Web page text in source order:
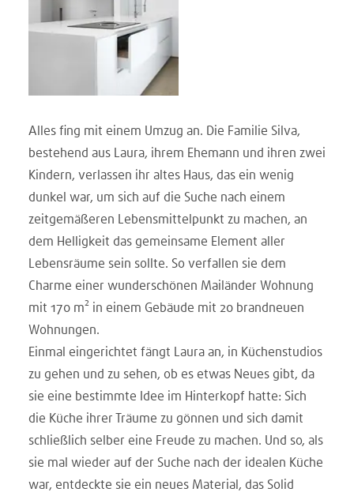
Alles fing mit einem Umzug an. Die Familie Silva,
bestehend aus Laura, ihrem Ehemann und ihren zwei
Kindern, verlassen ihr altes Haus, das ein wenig
dunkel war, um sich auf die Suche nach einem
zeitgemäßeren Lebensmittelpunkt zu machen, an
dem Helligkeit das gemeinsame Element aller
Lebensräume sein sollte. So verfallen sie dem
Charme einer wunderschönen Mailänder Wohnung
mit 170 m² in einem Gebäude mit 20 brandneuen
Wohnungen.
Einmal eingerichtet fängt Laura an, in Küchenstudios
zu gehen und zu sehen, ob es etwas Neues gibt, da
sie eine bestimmte Idee im Hinterkopf hatte: Sich
die Küche ihrer Träume zu gönnen und sich damit
schließlich selber eine Freude zu machen. Und so, als
sie mal wieder auf der Suche nach der idealen Küche
war, entdeckte sie ein neues Material, das Solid